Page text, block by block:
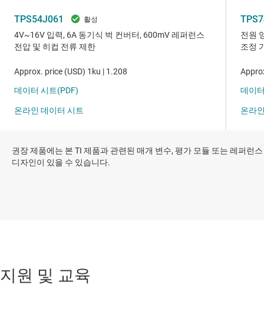
권장 제품에는 본 TI 제품과 관련된 매개 변수, 평가 모듈 또는 레퍼런스
디자인이 있을 수 있습니다.
지원 및 교육